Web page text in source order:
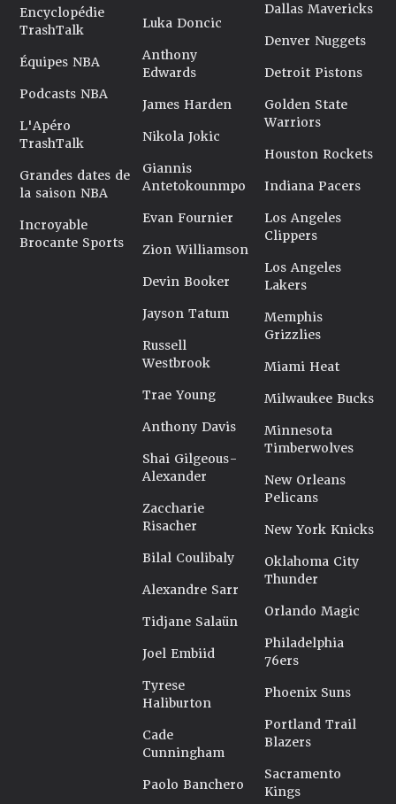
Encyclopédie
TrashTalk
Équipes NBA
Podcasts NBA
L'Apéro
TrashTalk
Grandes dates de
la saison NBA
Incroyable
Brocante Sports
Luka Doncic
Anthony
Edwards
James Harden
Nikola Jokic
Giannis
Antetokounmpo
Evan Fournier
Zion Williamson
Devin Booker
Jayson Tatum
Russell
Westbrook
Trae Young
Anthony Davis
Shai Gilgeous-
Alexander
Zaccharie
Risacher
Bilal Coulibaly
Alexandre Sarr
Tidjane Salaün
Joel Embiid
Tyrese
Haliburton
Cade
Cunningham
Paolo Banchero
Dallas Mavericks
Denver Nuggets
Detroit Pistons
Golden State
Warriors
Houston Rockets
Indiana Pacers
Los Angeles
Clippers
Los Angeles
Lakers
Memphis
Grizzlies
Miami Heat
Milwaukee Bucks
Minnesota
Timberwolves
New Orleans
Pelicans
New York Knicks
Oklahoma City
Thunder
Orlando Magic
Philadelphia
76ers
Phoenix Suns
Portland Trail
Blazers
Sacramento
Kings